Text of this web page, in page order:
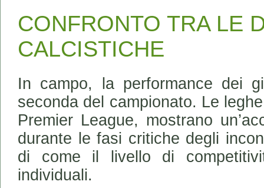
CONFRONTO TRA LE
CALCISTICHE
In campo, la performance dei
seconda del campionato. Le
Premier League, mostrano
durante le fasi critiche degli
di come il livello di
individuali.